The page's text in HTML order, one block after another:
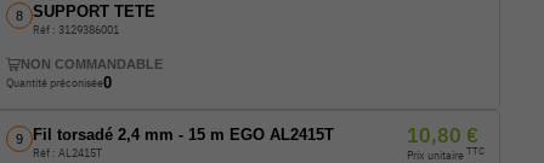
8 SUPPORT TETE
Réf : 3129386001
NON COMMANDABLE
Quantité préconisée0
9 Fil torsadé 2,4 mm - 15 m EGO AL2415T
Réf : AL2415T
10,80 €
Prix unitaire TTC